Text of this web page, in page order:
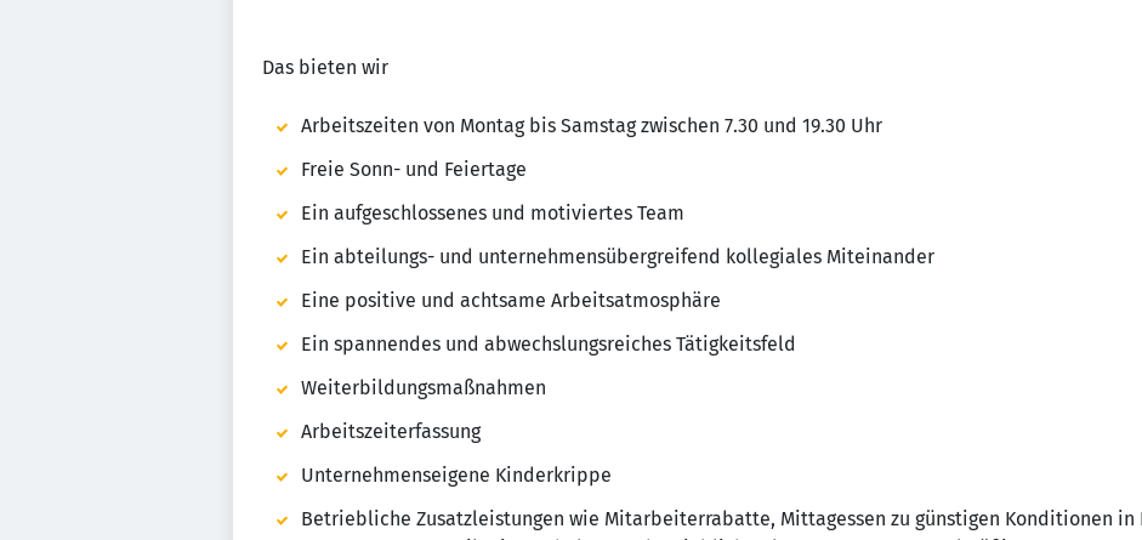
Das bieten wir
Arbeitszeiten von Montag bis Samstag zwischen 7.30 und 19.30 Uhr
Freie Sonn- und Feiertage
Ein aufgeschlossenes und motiviertes Team
Ein abteilungs- und unternehmensübergreifend kollegiales Miteinander
Eine positive und achtsame Arbeitsatmosphäre
Ein spannendes und abwechslungsreiches Tätigkeitsfeld
Weiterbildungsmaßnahmen
Arbeitszeiterfassung
Unternehmenseigene Kinderkrippe
Betriebliche Zusatzleistungen wie Mitarbeiterrabatte, Mittagessen zu günstigen Konditionen in